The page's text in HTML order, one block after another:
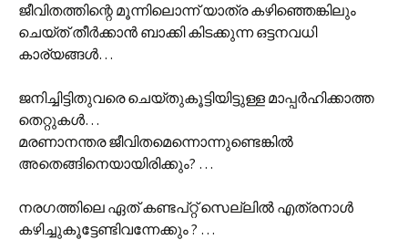
ജീവിതത്തിന്റെ മൂന്നിലൊന്ന് യാത്ര കഴിഞ്ഞെങ്കിലും
ചെയ്ത് തീര്‍ക്കാ‍ന്‍ ബാക്കി കിടക്കുന്ന ഒട്ടനവധി
കാര്യങ്ങള്‍…
ജനിച്ചിട്ടിതുവരെ ചെയ്തുകൂട്ടിയിട്ടുള്ള മാപ്പര്‍ഹിക്കാത്ത
തെറ്റുകള്‍…
മരണാനന്തര ജീവിതമെന്നൊന്നുണ്ടെങ്കില്‍
അതെങ്ങിനെയായിരിക്കും? …
നരഗത്തിലെ ഏത് കണ്ടപ്റ്റ് സെല്ലില്‍ എത്രനാള്‍
കഴിച്ചുകൂട്ടേണ്ടിവന്നേക്കും ? …